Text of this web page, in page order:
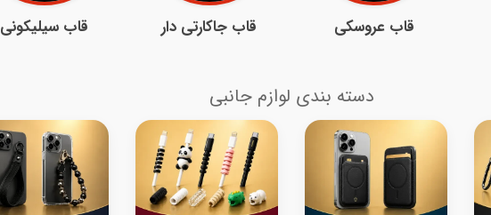
قاب عروسکی قاب جاکارتی دار قاب سیلیکونی
دسته بندی لوازم جانبی